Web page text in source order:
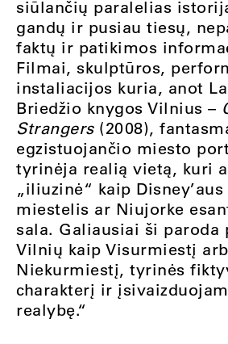
siūlančių paralelias
gandų ir pusiau tiesų,
faktų ir patikimos
Filmai, skulptūros,
instaliacijos kuria, anot
Briedžio knygos Vilnius –
Strangers(2008),
egzistuojančio miesto
tyrinėja realią vietą, kuri
„iliuzinė“ kaip
miestelis ar Niujorke
sala. Galiausiai ši paroda
Vilnių kaip Visurmiestį
Niekurmiestį, tyrinės
charakterį ir
realybę.“